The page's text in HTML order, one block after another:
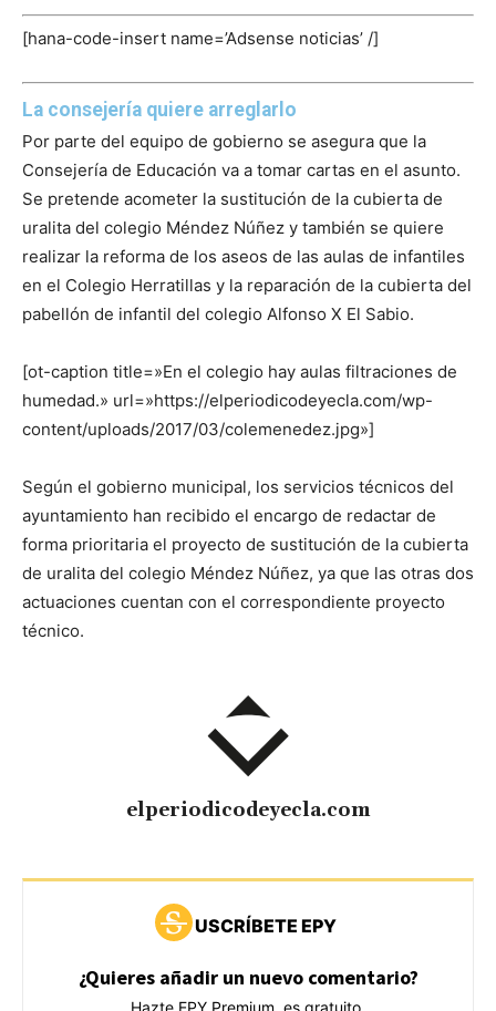
[hana-code-insert name=’Adsense noticias’ /]
La consejería quiere arreglarlo
Por parte del equipo de gobierno se asegura que la
Consejería de Educación va a tomar cartas en el asunto.
Se pretende acometer la sustitución de la cubierta de
uralita del colegio Méndez Núñez y también se quiere
realizar la reforma de los aseos de las aulas de infantiles
en el Colegio Herratillas y la reparación de la cubierta del
pabellón de infantil del colegio Alfonso X El Sabio.
[ot-caption title=»En el colegio hay aulas filtraciones de
humedad.» url=»https://elperiodicodeyecla.com/wp-
content/uploads/2017/03/colemenedez.jpg»]
Según el gobierno municipal, los servicios técnicos del
ayuntamiento han recibido el encargo de redactar de
forma prioritaria el proyecto de sustitución de la cubierta
de uralita del colegio Méndez Núñez, ya que las otras dos
actuaciones cuentan con el correspondiente proyecto
técnico.
elperiodicodeyecla.com
USCRÍBETE EPY
¿Quieres añadir un nuevo comentario?
Hazte EPY Premium, es gratuito.